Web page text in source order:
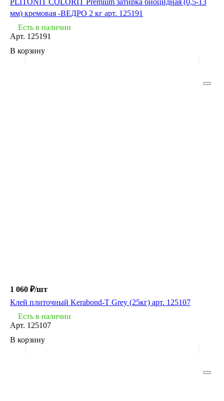
PLITONIT COLORIT Premium затирка биоцидная (0,5-13
мм) кремовая -ВЕДРО 2 кг арт. 125191
Есть в наличии
Арт. 125191
В корзину
1 060 ₽/шт
Клей плиточный Kerabond-T Grey (25кг) арт. 125107
Есть в наличии
Арт. 125107
В корзину